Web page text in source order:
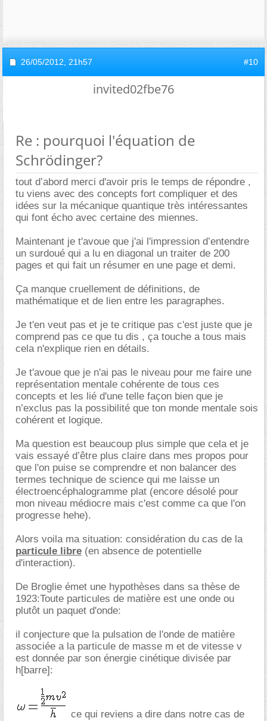
26/05/2012, 21h57 #10
invited02fbe76
Re : pourquoi l'équation de
Schrödinger?
tout d’abord merci d'avoir pris le temps de répondre ,
tu viens avec des concepts fort compliquer et des
idées sur la mécanique quantique très intéressantes
qui font écho avec certaine des miennes.
Maintenant je t'avoue que j'ai l'impression d’entendre
un surdoué qui a lu en diagonal un traiter de 200
pages et qui fait un résumer en une page et demi.
Ça manque cruellement de définitions, de
mathématique et de lien entre les paragraphes.
Je t'en veut pas et je te critique pas c'est juste que je
comprend pas ce que tu dis , ça touche a tous mais
cela n'explique rien en détails.
Je t'avoue que je n'ai pas le niveau pour me faire une
représentation mentale cohérente de tous ces
concepts et les lié d'une telle façon bien que je
n’exclus pas la possibilité que ton monde mentale sois
cohérent et logique.
Ma question est beaucoup plus simple que cela et je
vais essayé d’être plus claire dans mes propos pour
que l'on puise se comprendre et non balancer des
termes technique de science qui me laisse un
électroencéphalogramme plat (encore désolé pour
mon niveau médiocre mais c'est comme ca que l'on
progresse hehe).
Alors voila ma situation: considération du cas de la
particule libre (en absence de potentielle
d'interaction).
De Broglie émet une hypothèses dans sa thèse de
1923:Toute particules de matière est une onde ou
plutôt un paquet d'onde:
il conjecture que la pulsation de l'onde de matière
associée a la particule de masse m et de vitesse v
est donnée par son énergie cinétique divisée par
h[barre]:
ce qui reviens a dire dans notre cas de